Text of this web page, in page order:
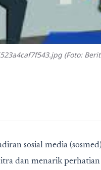
(Foto:
sosial media
dan menarik